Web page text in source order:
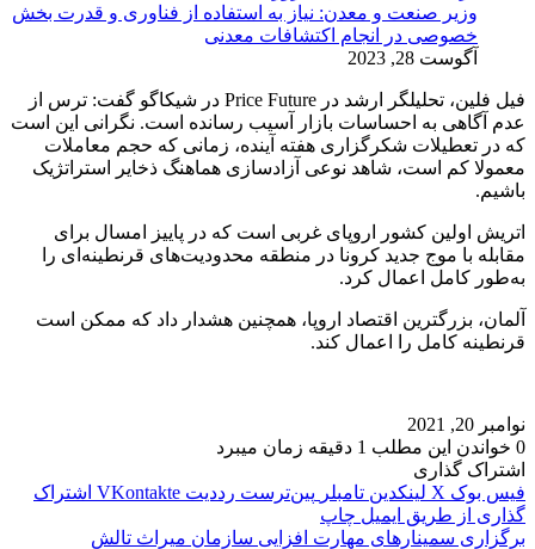
وزیر صنعت و معدن: نیاز به استفاده از فناوری و قدرت بخش
خصوصی در انجام اکتشافات معدنی
آگوست 28, 2023
فیل فلین، تحلیلگر ارشد در Price Future در شیکاگو گفت: ترس از
عدم آگاهی به احساسات بازار آسیب رسانده است. نگرانی این است
که در تعطیلات شکرگزاری هفته آینده، زمانی که حجم معاملات
معمولا کم است، شاهد نوعی آزادسازی هماهنگ ذخایر استراتژیک
باشیم.
اتریش اولین کشور اروپای غربی است که در پاییز امسال برای
مقابله با موج جدید کرونا در منطقه محدودیت‌های قرنطینه‌ای را
به‌طور کامل اعمال کرد.
آلمان، بزرگترین اقتصاد اروپا، همچنین هشدار داد که ممکن است
قرنطینه کامل را اعمال کند.
نوامبر 20, 2021
0 خواندن این مطلب 1 دقیقه زمان میبرد
اشتراک گذاری
فیس بوک X لینکدین ‫تامبلر ‫پین‌ترست ‫رددیت ‫VKontakte اشتراک
گذاری از طریق ایمیل چاپ
برگزاری سمینارهای مهارت افزایی سازمان میراث تالش